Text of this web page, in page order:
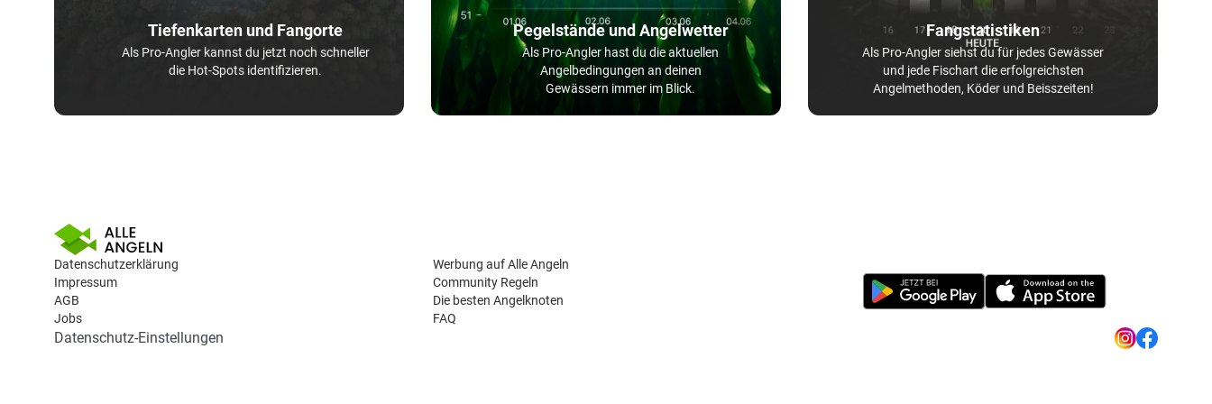
Tiefenkarten und Fangorte
Als Pro-Angler kannst du jetzt noch schneller
die Hot-Spots identifizieren.
Pegelstände und Angelwetter
Als Pro-Angler hast du die aktuellen
Angelbedingungen an deinen
Gewässern immer im Blick.
Fangstatistiken
Als Pro-Angler siehst du für jedes Gewässer
und jede Fischart die erfolgreichsten
Angelmethoden, Köder und Beisszeiten!
Datenschutzerklärung
Impressum
AGB
Jobs
Werbung auf Alle Angeln
Community Regeln
Die besten Angelknoten
FAQ
Datenschutz-Einstellungen